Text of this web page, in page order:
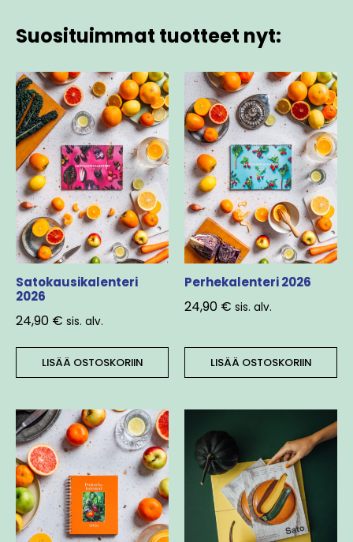
Suosituimmat tuotteet nyt:
Satokausikalenteri
2026
24,90 € sis. alv.
LISÄÄ OSTOSKORIIN
Perhekalenteri 2026
24,90 € sis. alv.
LISÄÄ OSTOSKORIIN